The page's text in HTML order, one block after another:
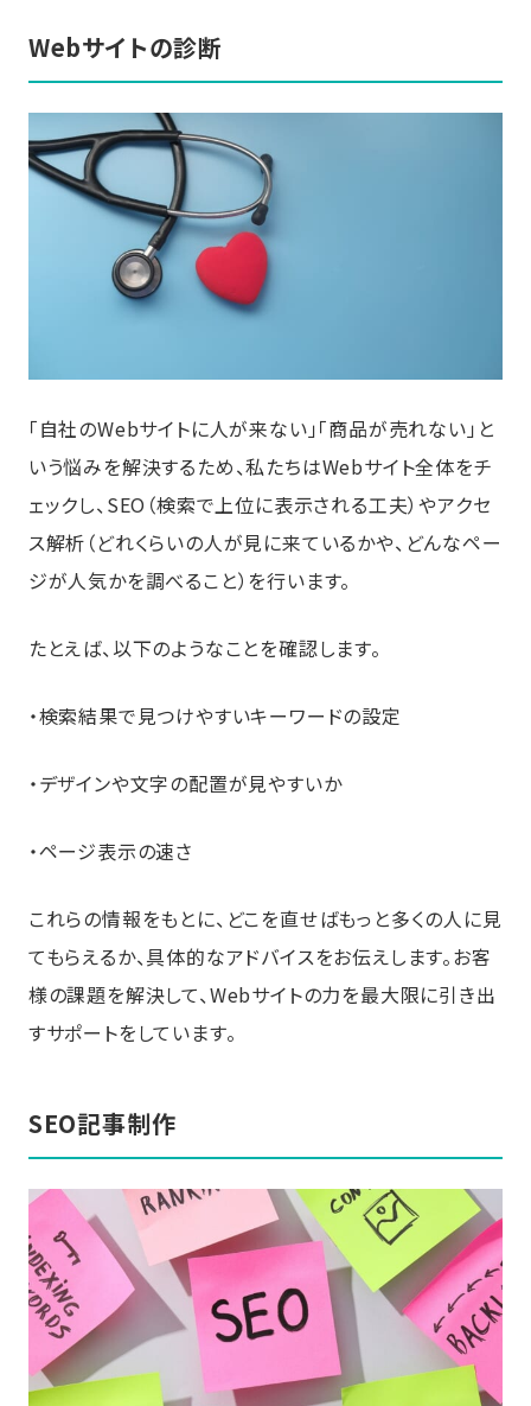
Webサイトの診断
「自社のWebサイトに人が来ない」「商品が売れない」と
いう悩みを解決するため、私たちはWebサイト全体をチ
ェックし、SEO（検索で上位に表示される工夫）やアクセ
ス解析（どれくらいの人が見に来ているかや、どんなペー
ジが人気かを調べること）を行います。
たとえば、以下のようなことを確認します。
・検索結果で見つけやすいキーワードの設定
・デザインや文字の配置が見やすいか
・ページ表示の速さ
これらの情報をもとに、どこを直せばもっと多くの人に見
てもらえるか、具体的なアドバイスをお伝えします。お客
様の課題を解決して、Webサイトの力を最大限に引き出
すサポートをしています。
SEO記事制作